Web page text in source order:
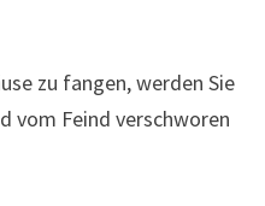
zu fangen, werden Sie
vom Feind verschworen